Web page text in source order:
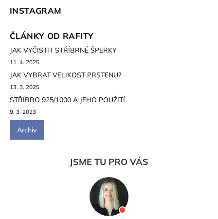
INSTAGRAM
ČLÁNKY OD RAFITY
JAK VYČISTIT STŘÍBRNÉ ŠPERKY
11. 4. 2025
JAK VYBRAT VELIKOST PRSTENU?
13. 3. 2025
STŘÍBRO 925/1000 A JEHO POUŽITÍ
9. 3. 2023
Archiv
JSME TU PRO VÁS